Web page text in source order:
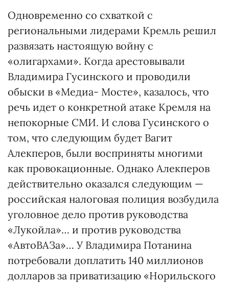
Одновременно со схваткой с
региональными лидерами Кремль решил
развязать настоящую войну с
«олигархами». Когда арестовывали
Владимира Гусинского и проводили
обыски в «Медиа- Мосте», казалось, что
речь идет о конкретной атаке Кремля на
непокорные СМИ. И слова Гусинского о
том, что следующим будет Вагит
Алекперов, были восприняты многими
как провокационные. Однако Алекперов
действительно оказался следующим —
российская налоговая полиция возбудила
уголовное дело против руководства
«Лукойла»… и против руководства
«АвтоВАЗа»… У Владимира Потанина
потребовали доплатить 140 миллионов
долларов за приватизацию «Норильского